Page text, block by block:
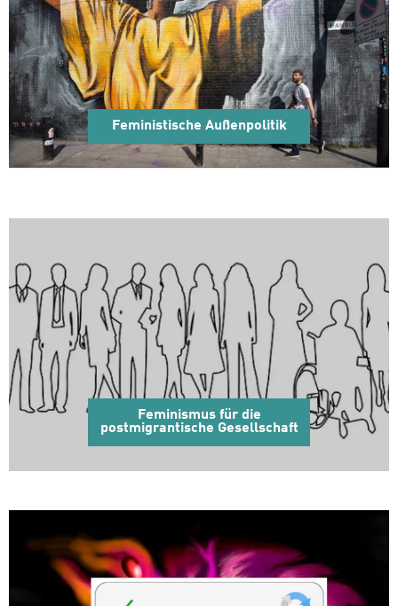
Feministische Außenpolitik
Feminismus für die
postmigrantische Gesellschaft